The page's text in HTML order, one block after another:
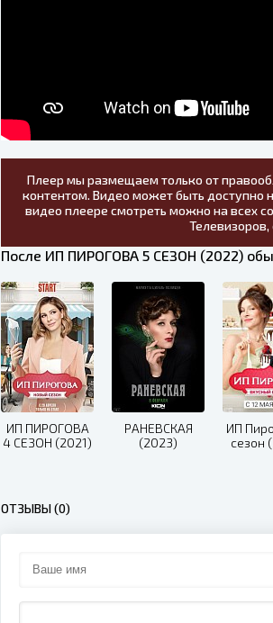
Плеер мы размещаем только от
контентом. Видео может быть доступно
видео плеере смотреть можно на всех
Телевизоров,
После ИП ПИРОГОВА 5 СЕЗОН (2022)
ИП ПИРОГОВА
4 СЕЗОН (2021)
РАНЕВСКАЯ
(2023)
ИП
сезон
ОТЗЫВЫ (0)